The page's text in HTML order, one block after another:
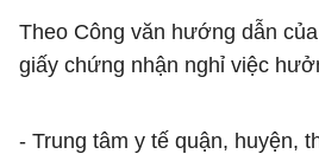
Theo Công văn hướng dẫn
giấy chứng nhận nghỉ việc
- Trung tâm y tế quận, huyện,